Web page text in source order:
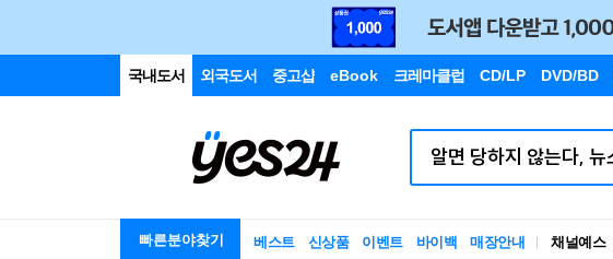
국내도서 외국도서 중고샵 eBook 크레마클럽 CD/LP DVD/BD
빠른분야찾기 베스트 신상품 이벤트 바이백 매장안내 채널예스